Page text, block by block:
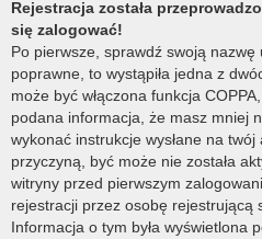
Rejestracja została
się zalogować!
Po pierwsze, sprawdź swoją nazwę
poprawne, to wystąpiła jedna z
może być włączona funkcja
podana informacja, że masz mniej
wykonać instrukcje wysłane na
przyczyną, być może nie została
witryny przed pierwszym
rejestracji przez osobę rejestrującą
Informacja o tym była wyświetlona